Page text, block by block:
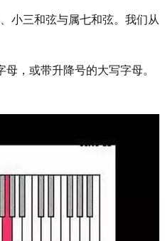
小三和弦与属七和弦。我们从
母，或带升降号的大写字母。